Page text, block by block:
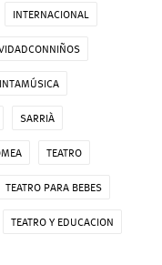
INTERNACIONAL
SARRIÀ
TEATRO
TEATRO PARA BEBES
TEATRO Y EDUCACION